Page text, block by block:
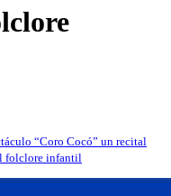
“Coro Cocó” un recital
folclore infantil